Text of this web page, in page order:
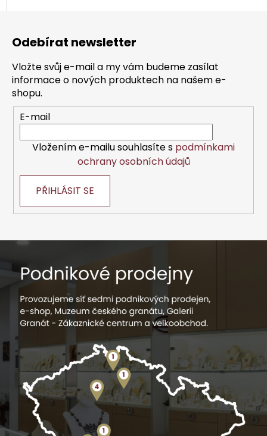
Odebírat newsletter
Vložte svůj e-mail a my vám budeme zasílat
informace o nových produktech na našem e-
shopu.
E-mail
Vložením e-mailu souhlasíte s podmínkami
ochrany osobních údajů
PŘIHLÁSIT SE